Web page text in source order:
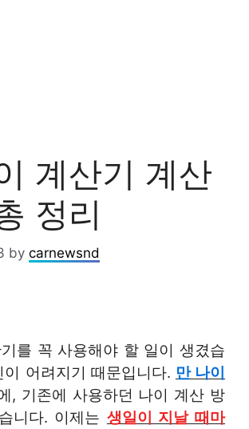
계산기 계산
정리
by carnewsnd
를 꼭 사용해야 할 일이 생겼습
이 어려지기 때문입니다. 만 나이
, 기존에 사용하던 나이 계산 방
니다. 이제는 생일이 지날 때마